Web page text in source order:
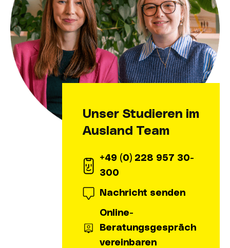
Unser Studieren im
Ausland Team
+49 (0) 228 957 30-
300
Nachricht senden
Online-
Beratungsgespräch
vereinbaren